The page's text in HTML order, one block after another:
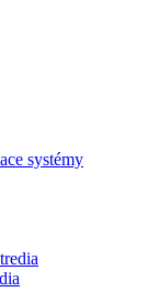
systémy